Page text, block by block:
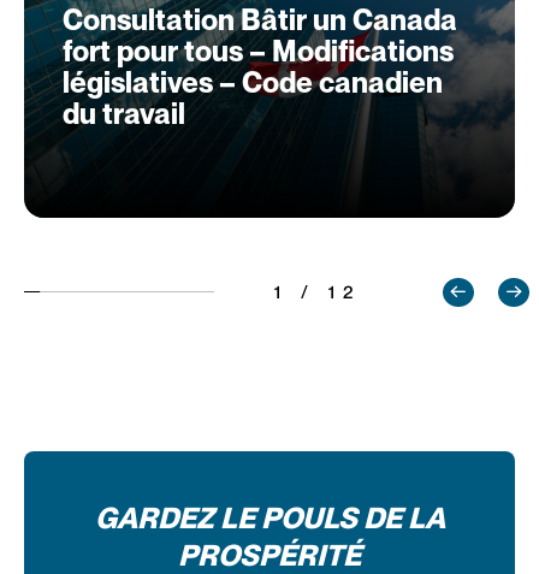
Consultation Bâtir un Canada
fort pour tous – Modifications
législatives – Code canadien
du travail
1 / 12
GARDEZ LE POULS DE LA
PROSPÉRITÉ